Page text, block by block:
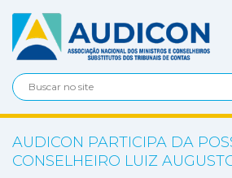
AUDICON PARTICIPA DA
CONSELHEIRO LUIZ